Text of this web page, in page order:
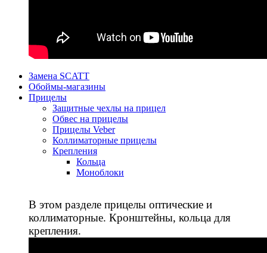
Замена SCATT
Обоймы-магазины
Прицелы
Защитные чехлы на прицел
Обвес на прицелы
Прицелы Veber
Коллиматорные прицелы
Крепления
Кольца
Моноблоки
В этом разделе прицелы оптические и
коллиматорные. Кронштейны, кольца для
крепления.